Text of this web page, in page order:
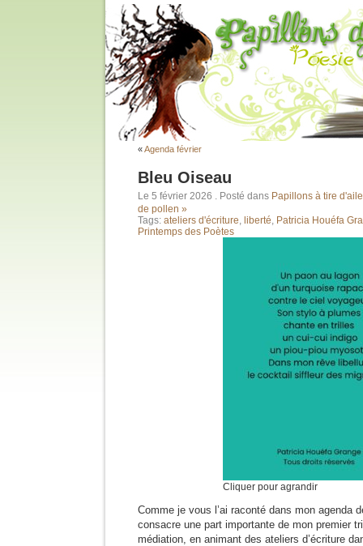
«Agenda février
Bleu Oiseau
Le 5 février 2026 . Posté dans Papillons à tire d'aile
de pollen »
Tags: ateliers d'écriture, liberté, Patricia Houéfa
Printemps des Poètes
Cliquer pour agrandir
Comme je vous l’ai raconté dans mon agenda
consacre une part importante de mon premier
médiation, en animant des ateliers d’écriture